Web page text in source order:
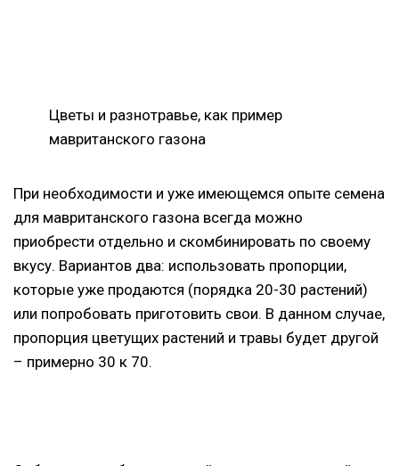
Цветы и разнотравье, как пример
мавританского газона
При необходимости и уже имеющемся опыте семена
для мавританского газона всегда можно
приобрести отдельно и скомбинировать по своему
вкусу. Вариантов два: использовать пропорции,
которые уже продаются (порядка 20-30 растений)
или попробовать приготовить свои. В данном случае,
пропорция цветущих растений и травы будет другой
– примерно 30 к 70.